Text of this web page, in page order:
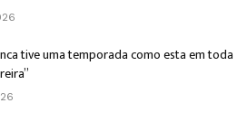
tive uma temporada como esta em toda